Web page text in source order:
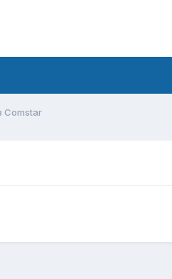
Comstar